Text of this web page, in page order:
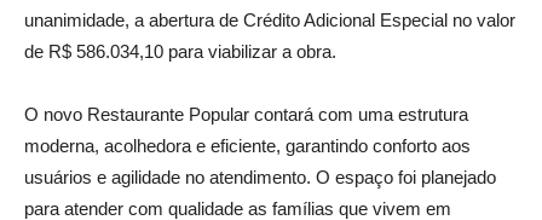
unanimidade, a abertura de Crédito Adicional Especial no valor
de R$ 586.034,10 para viabilizar a obra.
O novo Restaurante Popular contará com uma estrutura
moderna, acolhedora e eficiente, garantindo conforto aos
usuários e agilidade no atendimento. O espaço foi planejado
para atender com qualidade as famílias que vivem em